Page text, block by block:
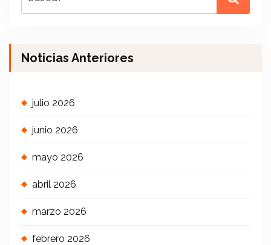
Noticias Anteriores
julio 2026
junio 2026
mayo 2026
abril 2026
marzo 2026
febrero 2026